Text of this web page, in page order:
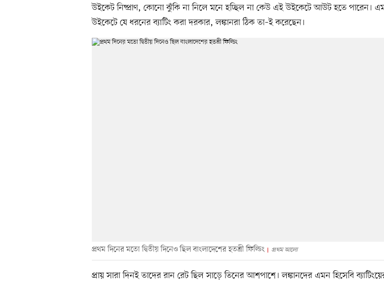
উইকেট নিষ্প্রাণ, কোনো ঝুঁকি না নিলে মনে হচ্ছিল না কেউ এই উইকেটে আউট হতে পারেন।
উইকেটে যে ধরনের ব্যাটিং করা দরকার, লঙ্কানরা ঠিক তা–ই করেছেন।
প্রথম দিনের মতো দ্বিতীয় দিনেও ছিল বাংলাদেশের হতশ্রী ফিল্ডিং প্রথম আলো
প্রায় সারা দিনই তাদের রান রেট ছিল সাড়ে তিনের আশপাশে। লঙ্কানদের এমন হিসেবি